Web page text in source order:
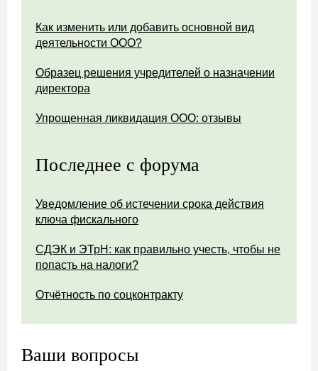
Как изменить или добавить основной вид
деятельности ООО?
Образец решения учредителей о назначении
директора
Упрощенная ликвидация ООО: отзывы
Последнее с форума
Уведомление об истечении срока действия
ключа фискального
СДЭК и ЭТрН: как правильно учесть, чтобы не
попасть на налоги?
Отчётность по соцконтракту
Ваши вопросы